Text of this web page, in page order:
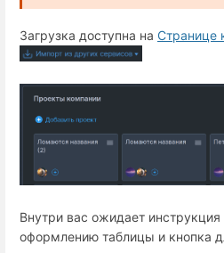
Загрузка доступна на Странице
Внутри вас ожидает
оформлению таблицы и кнопка